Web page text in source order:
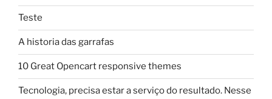
Teste
A historia das garrafas
10 Great Opencart responsive themes
Tecnologia, precisa estar a serviço do resultado. Nesse